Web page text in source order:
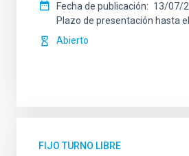
Fecha de publicación
13/07/
Plazo de presentación hasta el
Abierto
FIJO TURNO LIBRE